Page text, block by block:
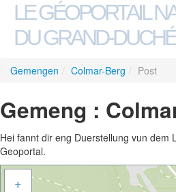
LE GÉOPORTAIL
DU GRAND-
Gemengen / Colmar-Berg / Post
Gemeng :
Hei fannt dir eng Duerstellung vun
Geoportal.
+